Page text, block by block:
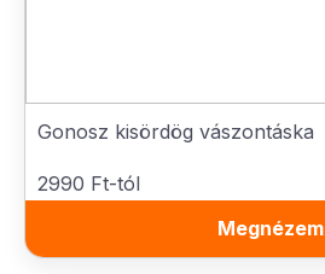
Gonosz kisördög vászontáska
2990 Ft-tól
Megnézem